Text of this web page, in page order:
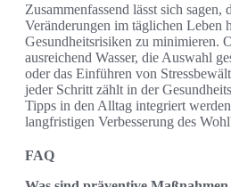
Zusammenfassend lässt sich sagen,
Veränderungen im täglichen Leben
Gesundheitsrisiken zu minimieren.
ausreichend Wasser, die Auswahl
oder das Einführen von
jeder Schritt zählt in der
Tipps in den Alltag integriert
langfristigen Verbesserung des
FAQ